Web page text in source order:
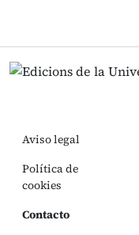
Aviso legal
Política de
cookies
Contacto